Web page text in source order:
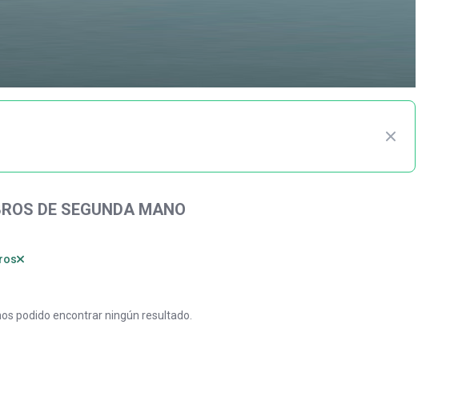
DE SEGUNDA MANO
podido encontrar ningún resultado.